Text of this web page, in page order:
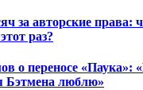
за авторские права:
раз?
о переносе «Паука»:
Бэтмена люблю»